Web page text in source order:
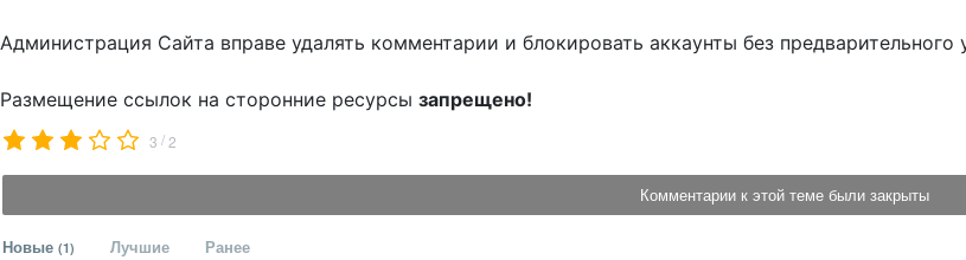
Администрация Сайта вправе удалять комментарии и блокировать аккаунты без предварительного
Размещение ссылок на сторонние ресурсы запрещено!
3 /2
Комментарии к этой теме были закрыты
Новые (1) Лучшие Ранее